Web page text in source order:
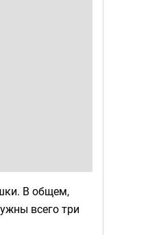
В общем,
всего три